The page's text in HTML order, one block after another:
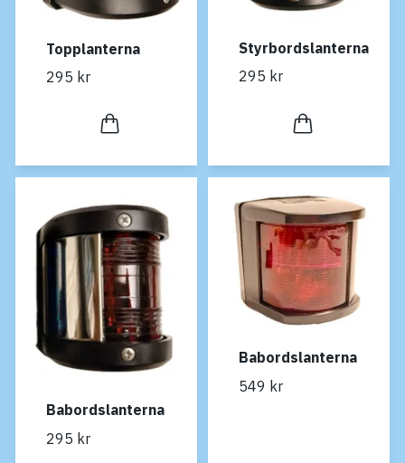
Topplanterna
295 kr
Styrbordslanterna
295 kr
Babordslanterna
295 kr
Babordslanterna
549 kr